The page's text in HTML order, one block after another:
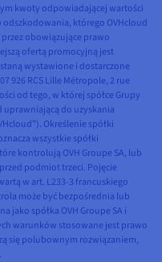
kwoty odpowiadającej wartości
którego OVHcloud
obowiązujące prawo
ofertą promocyjną jest
wystawione i dostarczone
926 RCS Lille Métropole, 2 rue
od tego, w której spółce Grupy
uprawniającą do uzyskania
Określenie spółki
wszystkie spółki
kontrolują OVH Groupe SA, lub
podmiot trzeci. Pojęcie
w art. L233-3 francuskiego
może być bezpośrednia lub
jako spółka OVH Groupe SA i
warunków stosowane jest prawo
się polubownym rozwiązaniem,